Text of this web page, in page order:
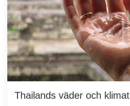
Thailands väder och klimat